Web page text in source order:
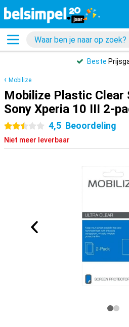
Beste
Mobilize
Mobilize Plastic
Sony Xperia 10 III 2-
2.5 sterren
4,5 Beoordeling
Niet meer leverbaar